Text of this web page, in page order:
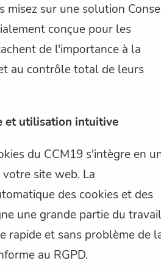
misez sur une solution
conçue pour les
de l'importance à la
au contrôle total de leurs
et utilisation intuitive
du CCM19 s'intègre en
site web. La
des cookies et des
une grande partie du
rapide et sans problème de
au RGPD.